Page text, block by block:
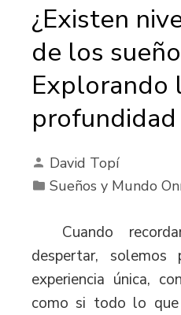
¿Existen
de los
Explorando
David Topí
Sueños y Mundo
Cuando
despertar, solemos
experiencia única,
como si todo lo que